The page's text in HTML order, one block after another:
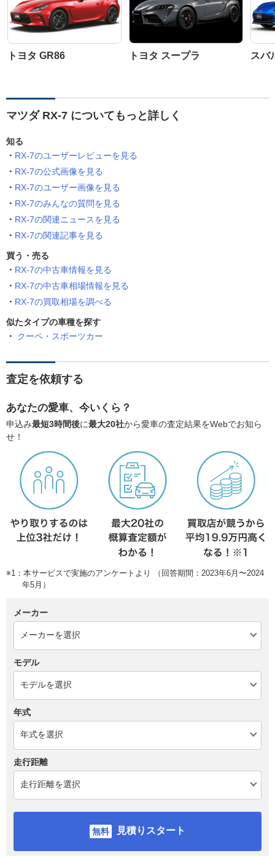
トヨタ GR86 トヨタ スープラ スバ
マツダ RX-7 についてもっと詳しく
知る
RX-7のユーザーレビューを見る
RX-7の公式画像を見る
RX-7のユーザー画像を見る
RX-7のみんなの質問を見る
RX-7の関連ニュースを見る
RX-7の関連記事を見る
買う・売る
RX-7の中古車情報を見る
RX-7の中古車相場情報を見る
RX-7の買取相場を調べる
似たタイプの車種を探す
クーペ・スポーツカー
査定を依頼する
あなたの愛車、今いくら？
申込み最短3時間後に最大20社から愛車の査定結果をWebでお知ら
せ！
※1：本サービスで実施のアンケートより （回答期間：2023年6月〜2024
年5月）
メーカー
モデル
年式
走行距離
見積りスタート